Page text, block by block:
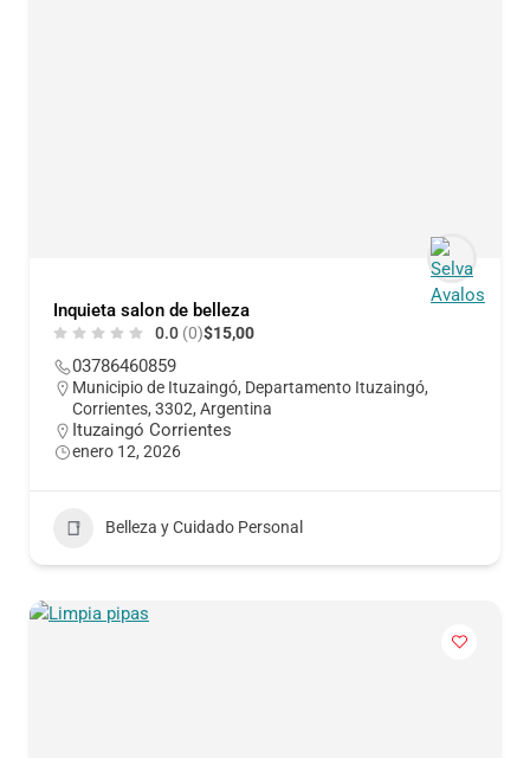
Inquieta salon de belleza
0.0 (0)$15,00
03786460859
Municipio de Ituzaingó, Departamento Ituzaingó,
Corrientes, 3302, Argentina
Ituzaingó Corrientes
enero 12, 2026
Belleza y Cuidado Personal